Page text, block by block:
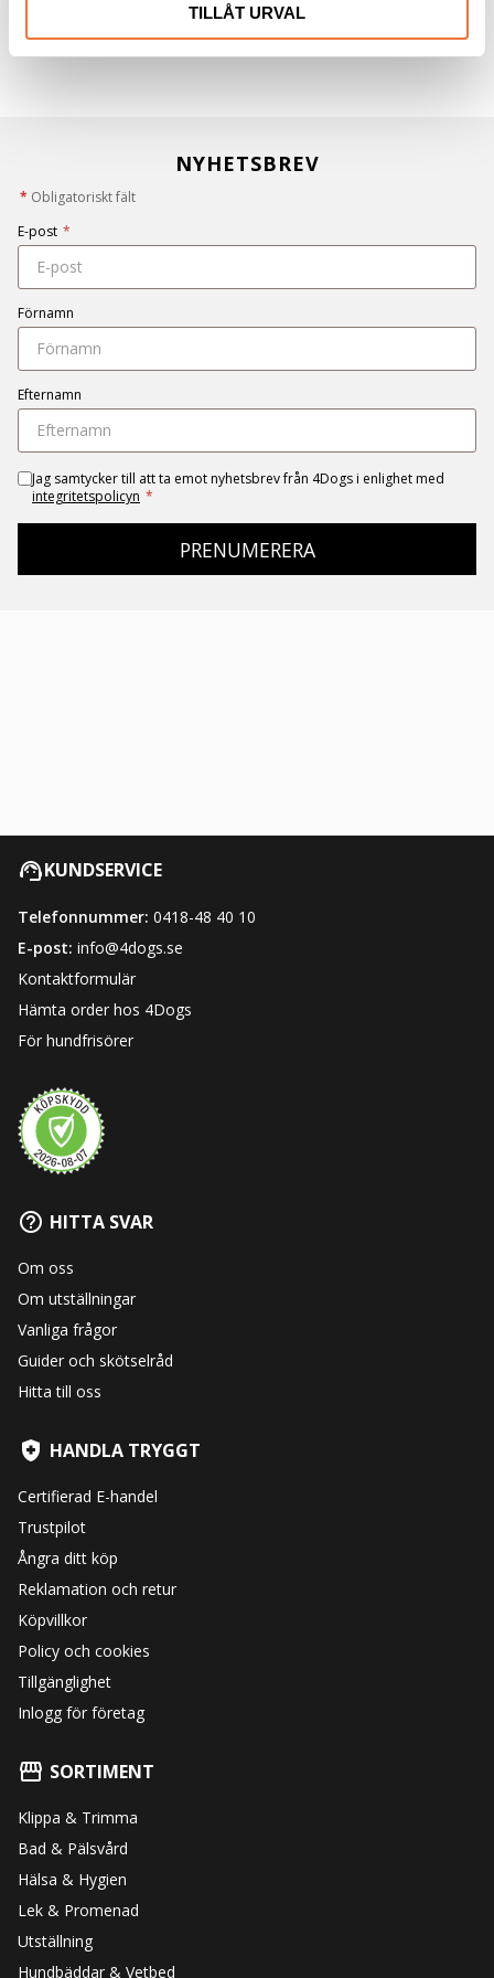
TILLÅT URVAL
NYHETSBREV
* Obligatoriskt fält
E-post *
Förnamn
Efternamn
Jag samtycker till att ta emot nyhetsbrev från 4Dogs i enlighet med
integritetspolicyn *
PRENUMERERA
KUNDSERVICE
Telefonnummer: 0418-48 40 10
E-post: info@4dogs.se
Kontaktformulär
Hämta order hos 4Dogs
För hundfrisörer
HITTA SVAR
Om oss
Om utställningar
Vanliga frågor
Guider och skötselråd
Hitta till oss
HANDLA TRYGGT
Certifierad E-handel
Trustpilot
Ångra ditt köp
Reklamation och retur
Köpvillkor
Policy och cookies
Tillgänglighet
Inlogg för företag
SORTIMENT
Klippa & Trimma
Bad & Pälsvård
Hälsa & Hygien
Lek & Promenad
Utställning
Hundbäddar & Vetbed